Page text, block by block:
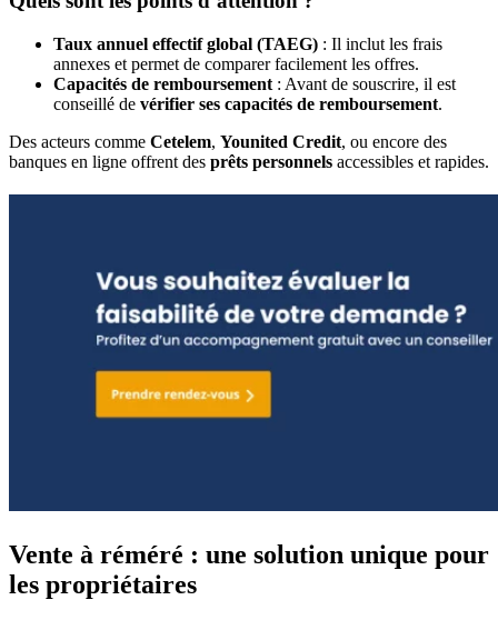
Taux annuel effectif global (TAEG) : Il inclut les frais
annexes et permet de comparer facilement les offres.
Capacités de remboursement : Avant de souscrire, il est
conseillé de vérifier ses capacités de remboursement.
Des acteurs comme Cetelem, Younited Credit, ou encore des
banques en ligne offrent des prêts personnels accessibles et rapides.
Vente à réméré : une solution unique pour
les propriétaires